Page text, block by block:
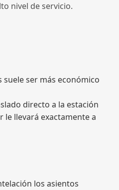
nivel de servicio.
ser más económico
directo a la estación
llevará exactamente a
los asientos